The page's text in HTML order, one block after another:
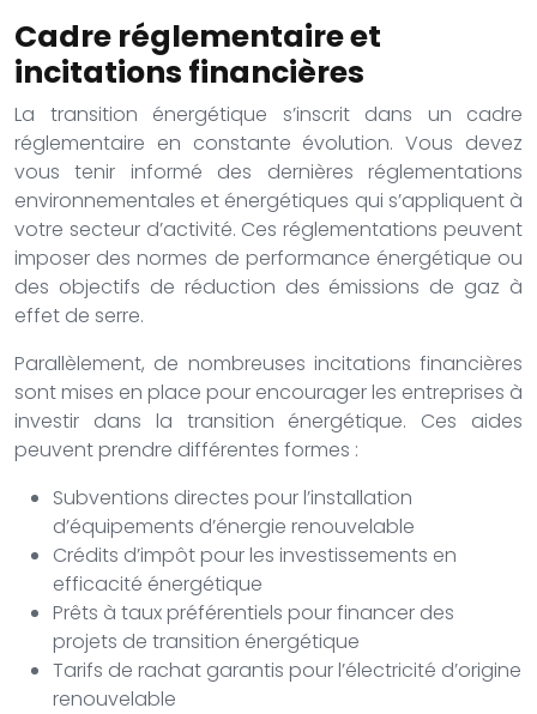
Cadre réglementaire et
incitations financières
La transition énergétique s’inscrit dans un cadre
réglementaire en constante évolution. Vous devez
vous tenir informé des dernières réglementations
environnementales et énergétiques qui s’appliquent à
votre secteur d’activité. Ces réglementations peuvent
imposer des normes de performance énergétique ou
des objectifs de réduction des émissions de gaz à
effet de serre.
Parallèlement, de nombreuses incitations financières
sont mises en place pour encourager les entreprises à
investir dans la transition énergétique. Ces aides
peuvent prendre différentes formes :
Subventions directes pour l’installation
d’équipements d’énergie renouvelable
Crédits d’impôt pour les investissements en
efficacité énergétique
Prêts à taux préférentiels pour financer des
projets de transition énergétique
Tarifs de rachat garantis pour l’électricité d’origine
renouvelable